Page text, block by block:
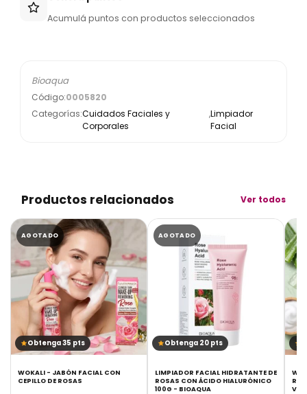
Acumulá puntos con productos seleccionados
Bioaqua
Código:0005820
Categorías:Cuidados Faciales y
Corporales
,Limpiador
Facial
Productos relacionados Ver todos
AGOTADO
Obtenga 35 pts
WOKALI - JABÓN FACIAL CON
CEPILLO DE ROSAS
AGOTADO
Obtenga 20 pts
LIMPIADOR FACIAL HIDRATANTE DE
ROSAS CON ÁCIDO HIALURÓNICO
100G - BIOAQUA
REMOVING